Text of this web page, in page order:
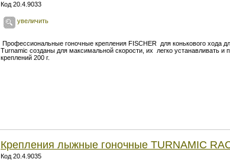
Код 20.4.9033
увеличить
Профессиональные гоночные крепления FISCHER для конькового хода
Turnamic созданы для максимальной скорости, их легко устанавливать и
креплений 200 г.
Крепления лыжные гоночные TURNAMIC
Код 20.4.9035